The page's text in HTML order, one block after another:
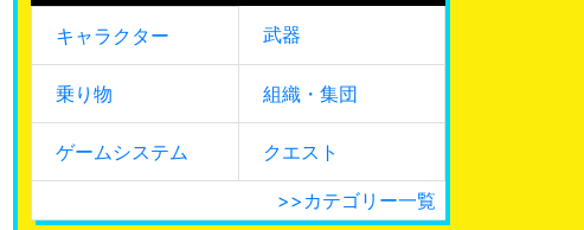
キャラクター 武器
乗り物 組織・集団
ゲームシステム クエスト
>>カテゴリー一覧